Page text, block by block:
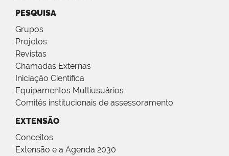
PESQUISA
Grupos
Projetos
Revistas
Chamadas Externas
Iniciação Científica
Equipamentos Multiusuários
Comitês institucionais de assessoramento
EXTENSÃO
Conceitos
Extensão e a Agenda 2030